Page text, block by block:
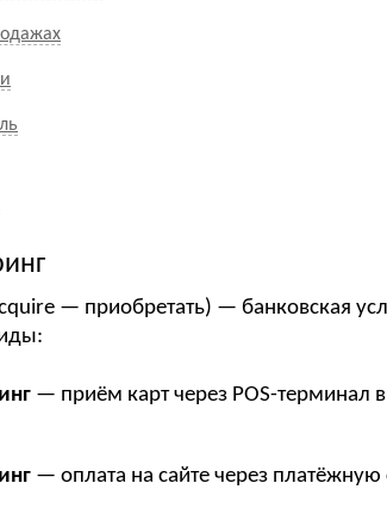
— приобретать) — банковская
— приём карт через POS-терминал
— оплата на сайте через